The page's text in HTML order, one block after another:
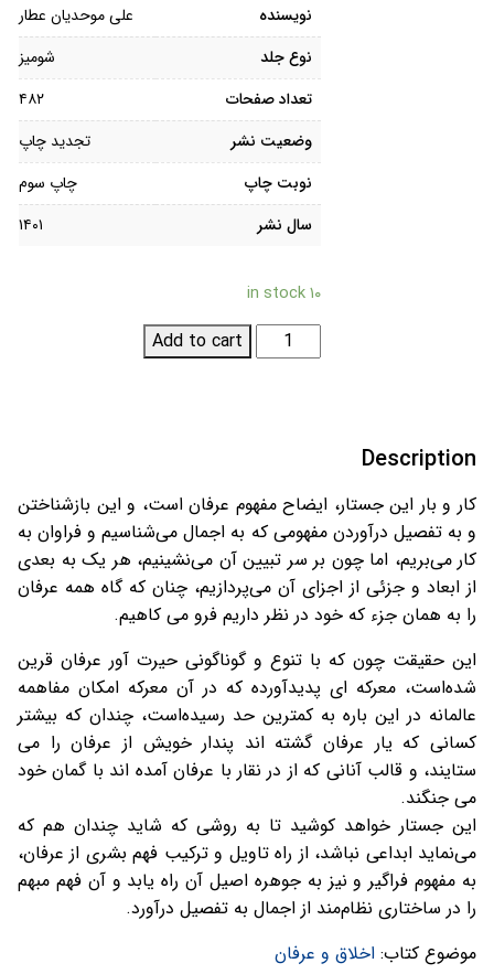
نویسنده
علی موحدیان عطار
نوع جلد
شومیز
تعداد صفحات
۴۸۲
وضعیت نشر
تجدید چاپ
نوبت چاپ
چاپ سوم
سال نشر
۱۴۰۱
۱۰ in stock
مفهوم
عرفان
Add to cart
Description
کار و بار این جستار، ایضاح مفهوم عرفان است، و این بازشناختن
و به تفصیل درآوردن مفهومی که به اجمال می‌شناسیم و فراوان به
کار می‌بریم، اما چون بر سر تبیین آن می‌نشینیم، هر یک به بعدی
از ابعاد و جزئی از اجزای آن می‌پردازیم، چنان که گاه همه عرفان
را به همان جزء که خود در نظر داریم فرو می کاهیم.
این حقیقت چون که با تنوع و گوناگونی حیرت آور عرفان قرین
شده‌است، معرکه ای پدیدآورده که در آن معرکه امکان مفاهمه
عالمانه در این باره به کمترین حد رسیده‌است، چندان که بیشتر
کسانی که یار عرفان گشته اند پندار خویش از عرفان را می
ستایند، و قالب آنانی که از در نقار با عرفان آمده اند با گمان خود
می جنگند.
این جستار خواهد کوشید تا به روشی که شاید چندان هم که
می‌نماید ابداعی نباشد، از راه تاویل و ترکیب فهم بشری از عرفان،
به مفهوم فراگیر و نیز به جوهره اصیل آن راه یابد و آن فهم مبهم
را در ساختاری نظام‌مند از اجمال به تفصیل درآورد.
موضوع کتاب: اخلاق و عرفان